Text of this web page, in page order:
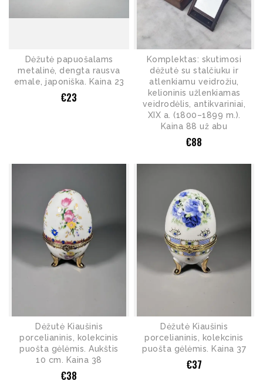
Dėžutė papuošalams
metalinė, dengta rausva
emale, japoniška. Kaina 23
€23
Komplektas: skutimosi
dėžutė su stalčiuku ir
atlenkiamu veidrožiu,
kelioninis užlenkiamas
veidrodėlis, antikvariniai,
XIX a. (1800–1899 m.).
Kaina 88 už abu
€88
Dėžutė Kiaušinis
porcelianinis, kolekcinis
puošta gėlėmis. Aukštis
10 cm. Kaina 38
€38
Dėžutė Kiaušinis
porcelianinis, kolekcinis
puošta gėlėmis. Kaina 37
€37